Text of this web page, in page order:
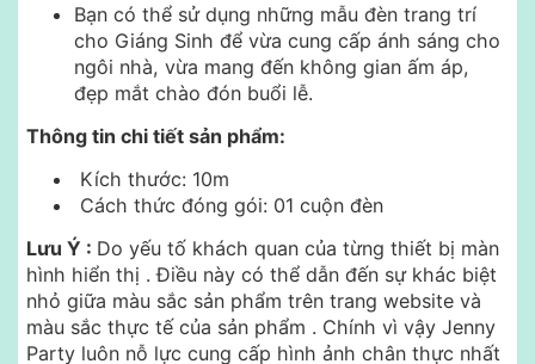
Bạn có thể sử dụng những mẫu đèn trang trí
cho Giáng Sinh để vừa cung cấp ánh sáng cho
ngôi nhà, vừa mang đến không gian ấm áp,
đẹp mắt chào đón buổi lễ.
Thông tin chi tiết sản phẩm:
Kích thước: 10m
Cách thức đóng gói: 01 cuộn đèn
Lưu Ý : Do yếu tố khách quan của từng thiết bị màn
hình hiển thị . Điều này có thể dẫn đến sự khác biệt
nhỏ giữa màu sắc sản phẩm trên trang website và
màu sắc thực tế của sản phẩm . Chính vì vậy Jenny
Party luôn nỗ lực cung cấp hình ảnh chân thực nhất